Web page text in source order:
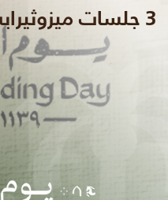
3 جلسات ميزوثيرابي مع ديرمابن